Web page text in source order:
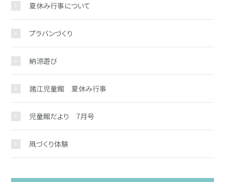
夏休み行事について
プラバンづくり
納涼遊び
諸江児童館 夏休み行事
児童館だより 7月号
凧づくり体験